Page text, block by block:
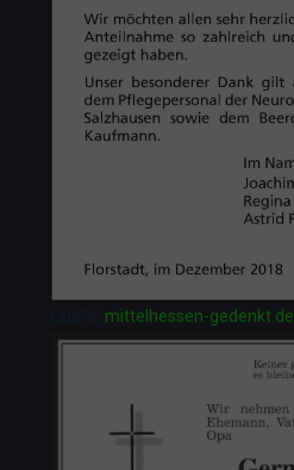
mittelhessen-gedenkt.de